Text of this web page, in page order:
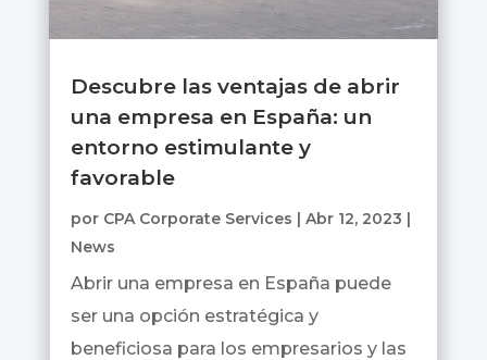
Descubre las ventajas de abrir
una empresa en España: un
entorno estimulante y
favorable
por CPA Corporate Services | Abr 12, 2023 |
News
Abrir una empresa en España puede
ser una opción estratégica y
beneficiosa para los empresarios y las